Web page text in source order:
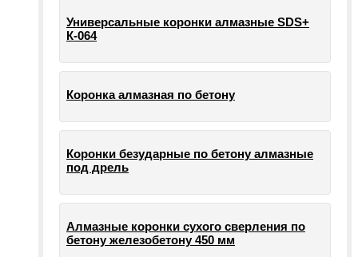
Универсальные коронки алмазные SDS+
К-064
Коронка алмазная по бетону
Коронки безударные по бетону алмазные
под дрель
Алмазные коронки сухого сверления по
бетону железобетону 450 мм